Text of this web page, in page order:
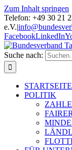
Zum Inhalt springen
Telefon: +49 30 21
e.V.|
FacebookLinkedIn
Suche nach:
STARTSEITE
POLITIK